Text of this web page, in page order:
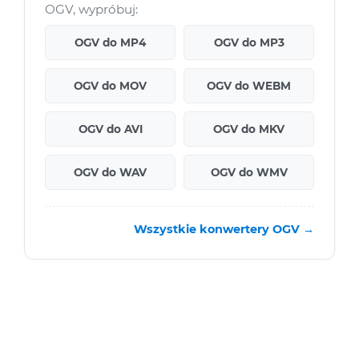
OGV, wypróbuj:
OGV do MP4 OGV do MP3
OGV do MOV OGV do WEBM
OGV do AVI OGV do MKV
OGV do WAV OGV do WMV
Wszystkie konwertery OGV →